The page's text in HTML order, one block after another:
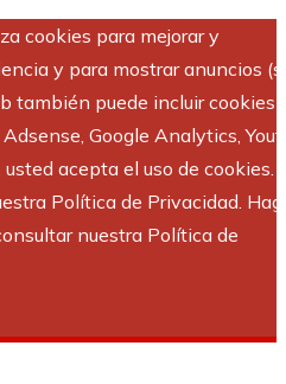
cookies para mejorar y
y para mostrar anuncios
también puede incluir cookies
Google Analytics,
acepta el uso de cookies.
Política de Privacidad.
nuestra Política de